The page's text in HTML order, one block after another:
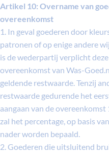
Artikel 10: Overname van
overeenkomst
1. In geval goederen door
patronen of op enige andere
is de wederpartij verplicht
overeenkomst van Was-
geldende restwaarde. Tenzij
restwaarde gedurende het
aangaan van de
zal het percentage, op basis
nader worden bepaald.
2. Goederen die uitsluitend